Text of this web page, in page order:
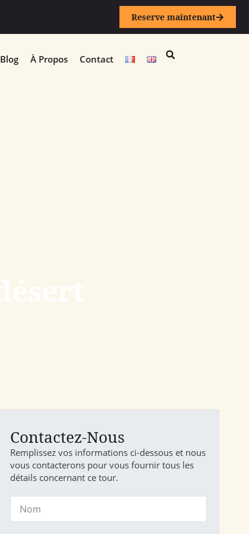
Reserve maintenant
Blog À Propos Contact
Contactez-Nous
Remplissez vos informations ci-dessous et nous
vous contacterons pour vous fournir tous les
détails concernant ce tour.